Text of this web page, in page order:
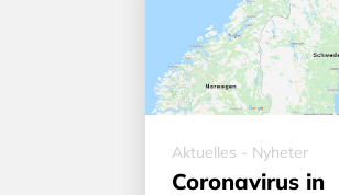
Aktuelles - Nyheter
Coronavirus in